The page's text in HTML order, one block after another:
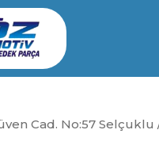
Cad. No:57 Selçuklu